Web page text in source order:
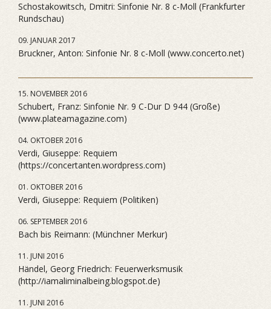
Schostakowitsch, Dmitri: Sinfonie Nr. 8 c-Moll (Frankfurter
Rundschau)
09. JANUAR 2017
Bruckner, Anton: Sinfonie Nr. 8 c-Moll (www.concerto.net)
15. NOVEMBER 2016
Schubert, Franz: Sinfonie Nr. 9 C-Dur D 944 (Große)
(www.plateamagazine.com)
04. OKTOBER 2016
Verdi, Giuseppe: Requiem
(https://concertanten.wordpress.com)
01. OKTOBER 2016
Verdi, Giuseppe: Requiem (Politiken)
06. SEPTEMBER 2016
Bach bis Reimann: (Münchner Merkur)
11. JUNI 2016
Händel, Georg Friedrich: Feuerwerksmusik
(http://iamaliminalbeing.blogspot.de)
11. JUNI 2016